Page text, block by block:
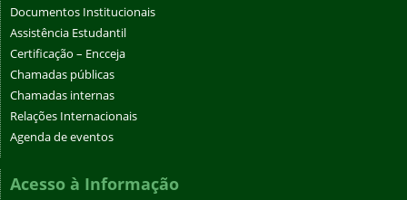
Documentos Institucionais
Assistência Estudantil
Certificação – Encceja
Chamadas públicas
Chamadas internas
Relações Internacionais
Agenda de eventos
Acesso à Informação